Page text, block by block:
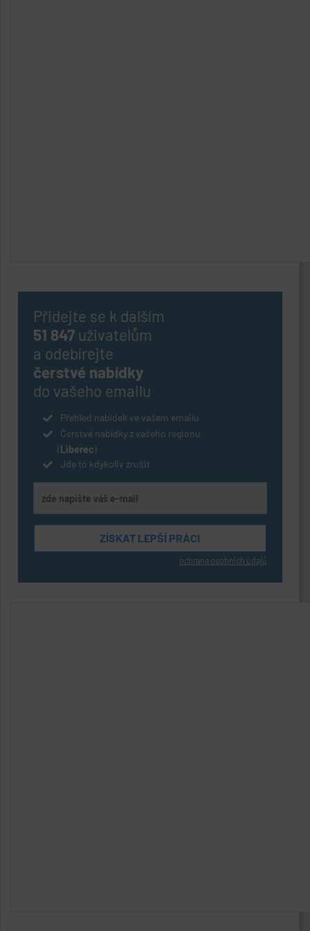
Přidejte se k dalším
51 847uživatelům
a odebírejte
čerstvé nabídky
do vašeho emailu
Přehled nabídek ve vašem emailu
Čerstvé nabídky z vašeho regionu
(Liberec)
Jde to kdykoliv zrušit
ochrana osobních údajů